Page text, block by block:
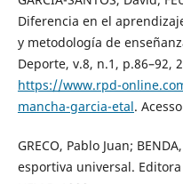
Diferencia en el
y metodología de
Deporte, v.8, n.1, p.86–92,
https://www.rpd-
mancha-garcia-etal.
GRECO, Pablo Juan;
esportiva universal.